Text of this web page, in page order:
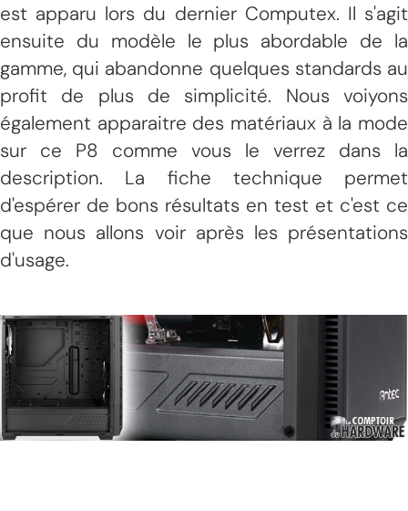
est apparu lors du dernier Computex. Il s'agit
ensuite du modèle le plus abordable de la
gamme, qui abandonne quelques standards au
profit de plus de simplicité. Nous voiyons
également apparaitre des matériaux à la mode
sur ce P8 comme vous le verrez dans la
description. La fiche technique permet
d'espérer de bons résultats en test et c'est ce
que nous allons voir après les présentations
d'usage.